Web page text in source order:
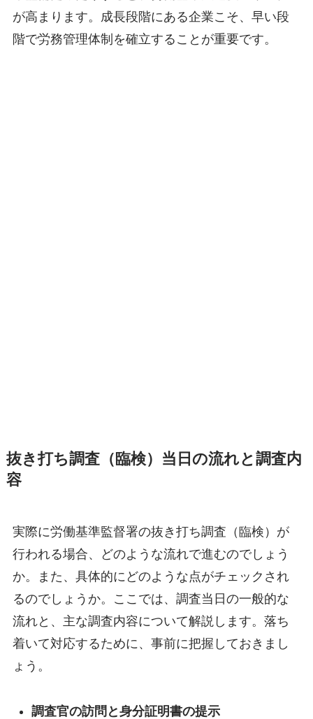
が高まります。成長段階にある企業こそ、早い段
階で労務管理体制を確立することが重要です。
抜き打ち調査（臨検）当日の流れと調査内
容
実際に労働基準監督署の抜き打ち調査（臨検）が
行われる場合、どのような流れで進むのでしょう
か。また、具体的にどのような点がチェックされ
るのでしょうか。ここでは、調査当日の一般的な
流れと、主な調査内容について解説します。落ち
着いて対応するために、事前に把握しておきまし
ょう。
調査官の訪問と身分証明書の提示